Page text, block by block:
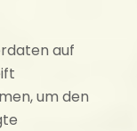
auf
um den